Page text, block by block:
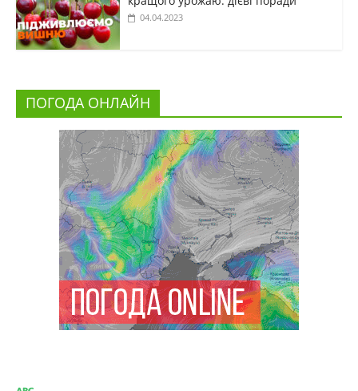
04.04.2023
ПОГОДА ОНЛАЙН